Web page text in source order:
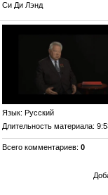
Си Ди Лэнд
Язык: Русский
Длительность материала:
Всего комментариев: 0